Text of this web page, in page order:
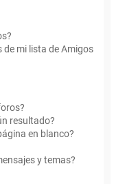
de mi lista de Amigos
resultado?
en blanco?
y temas?